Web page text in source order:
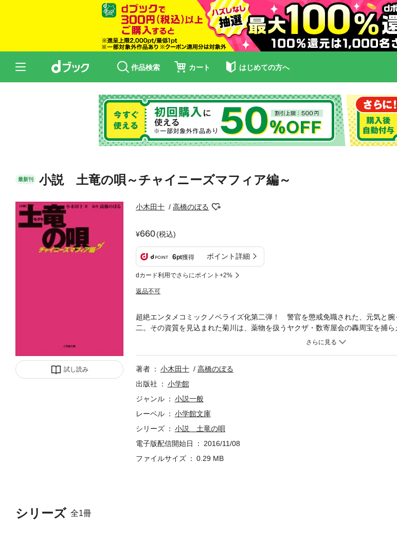
作品検索 カート はじめての方へ
最新刊 小説 土竜の唄～チャイニーズマフィア編～
試し読み
小木田十 高橋のぼる
660(税込)
6pt獲得 ポイント詳細
dカード利用でさらにポイント+2%
返品不可
シリーズ 全1冊
超絶エンタメコミックノベライズ化第二弾！ 警官を懲戒免職された、元気と
二。その資質を見込まれた菊川は、薬物を扱うヤクザ・数寄屋会の轟周宝を捕
た。数寄屋会の直参になるため、数寄屋会総本部に菊川は日浦たちと乗り込ん
しまい、なんとカレンが連れ去られてしまう……。そして、カレンは上海に連れ
無事にカレンを連れ戻すことができるのか！？ 2016年12月23日より全国東宝
著者 小木田十
高橋のぼる
出版社
小学館
ジャンル
小説一般
レーベル
小学館文庫
シリーズ
小説 土竜の唄
電子版配信開始日
2016/11/08
ファイルサイズ
0.29 MB